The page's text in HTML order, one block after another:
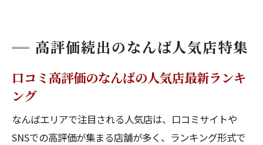
高評価続出のなんば人気店特集
口コミ高評価のなんばの人気店最新ランキ
ング
なんばエリアで注目される人気店は、口コミサイトや
SNSでの高評価が集まる店舗が多く、ランキング形式で